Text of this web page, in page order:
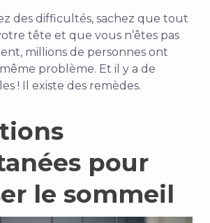
des difficultés, sachez que tout
tête et que vous n’êtes pas
millions de personnes ont
problème. Et il y a de
! Il existe des remèdes.
pour
le sommeil